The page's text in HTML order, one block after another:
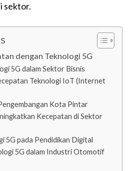
sektor.
dengan Teknologi 5G
5G dalam Sektor Bisnis
Teknologi IoT (Internet
Kota Pintar
Kecepatan di Sektor
5G pada Pendidikan Digital
5G dalam Industri Otomotif